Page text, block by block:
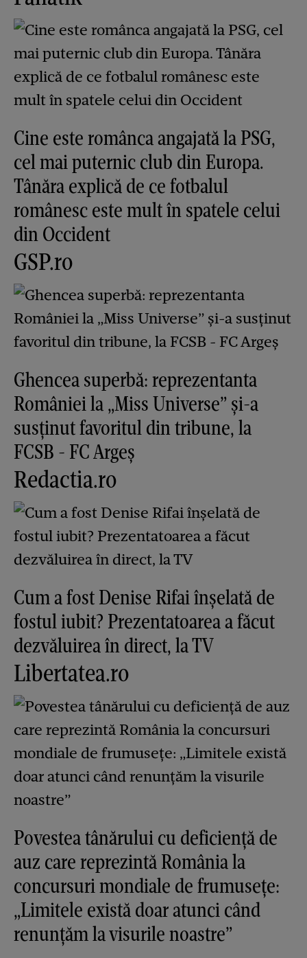
Cine este românca angajată la PSG,
cel mai puternic club din Europa.
Tânăra explică de ce fotbalul
românesc este mult în spatele celui
din Occident
GSP.ro
Ghencea superbă: reprezentanta
României la „Miss Universe” și-a
susținut favoritul din tribune, la
FCSB - FC Argeș
Redactia.ro
Cum a fost Denise Rifai înșelată de
fostul iubit? Prezentatoarea a făcut
dezvăluirea în direct, la TV
Libertatea.ro
Povestea tânărului cu deficiență de
auz care reprezintă România la
concursuri mondiale de frumusețe:
„Limitele există doar atunci când
renunțăm la visurile noastre”